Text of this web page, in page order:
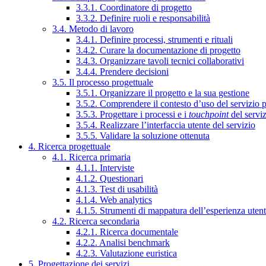
3.3.1. Coordinatore di progetto
3.3.2. Definire ruoli e responsabilità
3.4. Metodo di lavoro
3.4.1. Definire processi, strumenti e rituali
3.4.2. Curare la documentazione di progetto
3.4.3. Organizzare tavoli tecnici collaborativi
3.4.4. Prendere decisioni
3.5. Il processo progettuale
3.5.1. Organizzare il progetto e la sua gestione
3.5.2. Comprendere il contesto d’uso del servizio
3.5.3. Progettare i processi e i touchpointdel
3.5.4. Realizzare l’interfaccia utente del servizio
3.5.5. Validare la soluzione ottenuta
4. Ricerca progettuale
4.1. Ricerca primaria
4.1.1. Interviste
4.1.2. Questionari
4.1.3. Test di usabilità
4.1.4. Web analytics
4.1.5. Strumenti di mappatura dell’esperienza
4.2. Ricerca secondaria
4.2.1. Ricerca documentale
4.2.2. Analisi benchmark
4.2.3. Valutazione euristica
5. Progettazione dei servizi